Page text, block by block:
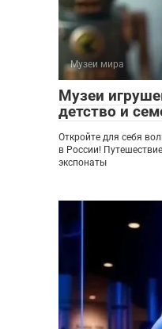
Музеи мира
Музеи
детство и
Откройте для себя
в России!
экспонаты